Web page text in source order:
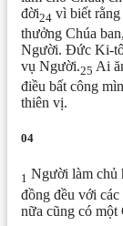
đời24 vì biết rằng
thưởng Chúa
Người. Đức Ki-tô
vụ Người.25 Ai
điều bất công
thiên vị.
04
1 Người làm chủ
đồng đều với
nữa cũng có một